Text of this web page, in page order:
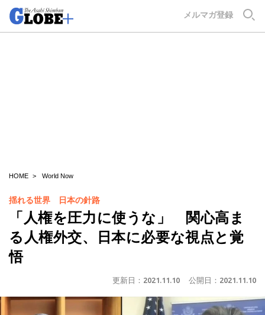
メルマガ登録
HOME World Now
揺れる世界 日本の針路
「人権を圧力に使うな」 関心高ま
る人権外交、日本に必要な視点と覚
悟
更新日： 2021.11.10 公開日： 2021.11.10